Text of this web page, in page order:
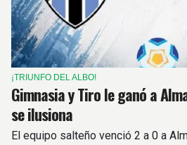
¡TRIUNFO DEL ALBO!
Gimnasia y Tiro le ganó a
se ilusiona
El equipo salteño venció 2 a 0 a